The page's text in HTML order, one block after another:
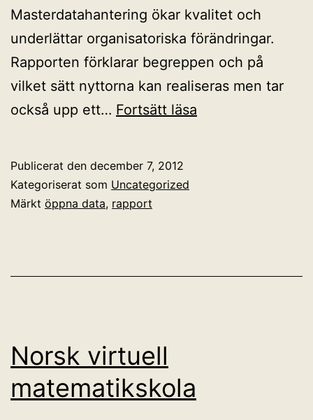
Masterdatahantering ökar kvalitet och
underlättar organisatoriska förändringar.
Rapporten förklarar begreppen och på
vilket sätt nyttorna kan realiseras men tar
också upp ett… Fortsätt läsa
besparingar
Publicerat den december 7, 2012
Kategoriserat som Uncategorized
Märkt öppna data, rapport
Norsk virtuell
matematikskola